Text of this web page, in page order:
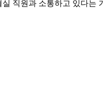
직원과 소통하고 있다는